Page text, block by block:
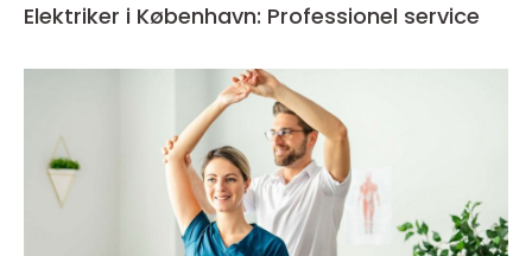
Elektriker i København: Professionel service